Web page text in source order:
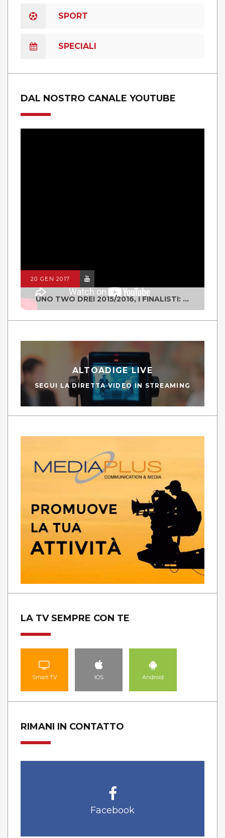
SPORT
SPECIALI
DAL NOSTRO CANALE YOUTUBE
20 GEN 2017
UNO TWO DREI 2015/2016, I FINALISTI: CLASSE IV ALS ISTITUTO "DEGASPERI" BORGO VALSUGANA
ALTOADIGE LIVE
SEGUI LA DIRETTA VIDEO IN STREAMING
LA TV SEMPRE CON TE
Smart TV IOS Android
RIMANI IN CONTATTO
Facebook